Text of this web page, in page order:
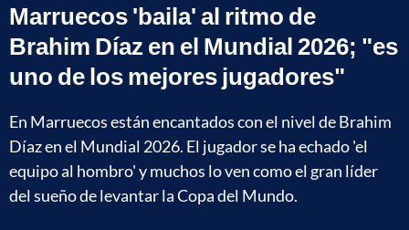
Marruecos 'baila' al ritmo de
Brahim Díaz en el Mundial 2026; "es
uno de los mejores jugadores"
En Marruecos están encantados con el nivel de Brahim
Díaz en el Mundial 2026. El jugador se ha echado 'el
equipo al hombro' y muchos lo ven como el gran líder
del sueño de levantar la Copa del Mundo.